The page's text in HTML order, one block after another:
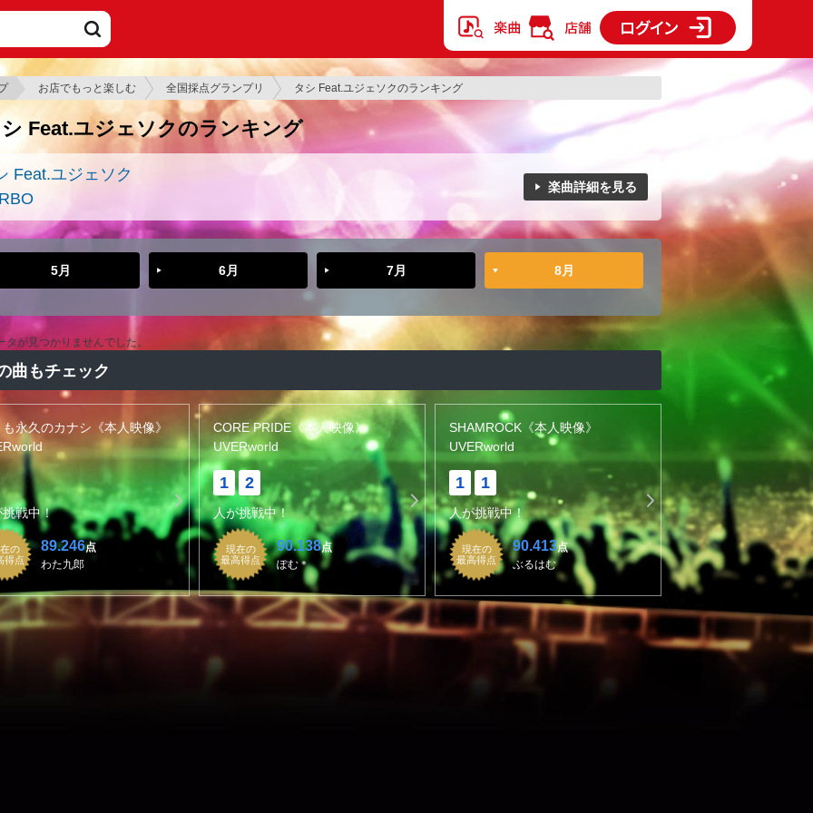
お店でもっと楽しむ 全国採点グランプリ タシ Feat.ユジェソクのランキング
Feat.ユジェソクのランキング
Feat.ユジェソク
楽曲詳細を見る
5月 6月 7月 8月
タが見つかりませんでした。
曲もチェック
永久のカナシ《本人映像》
挑戦中！
の
得点
89.246点
わた九郎
CORE PRIDE《本人映像》
UVERworld
1 2
人が挑戦中！
現在の
最高得点
90.138点
ぽむ＊
SHAMROCK《本人映像》
UVERworld
1 1
人が挑戦中！
現在の
最高得点
90.413点
ぶるはむ